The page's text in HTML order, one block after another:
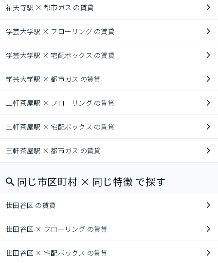
祐天寺駅 × 都市ガス の賃貸
学芸大学駅 × フローリング の賃貸
学芸大学駅 × 宅配ボックス の賃貸
学芸大学駅 × 都市ガス の賃貸
三軒茶屋駅 × フローリング の賃貸
三軒茶屋駅 × 宅配ボックス の賃貸
三軒茶屋駅 × 都市ガス の賃貸
同じ市区町村 × 同じ特徴 で探す
世田谷区 の賃貸
世田谷区 × フローリング の賃貸
世田谷区 × 宅配ボックス の賃貸